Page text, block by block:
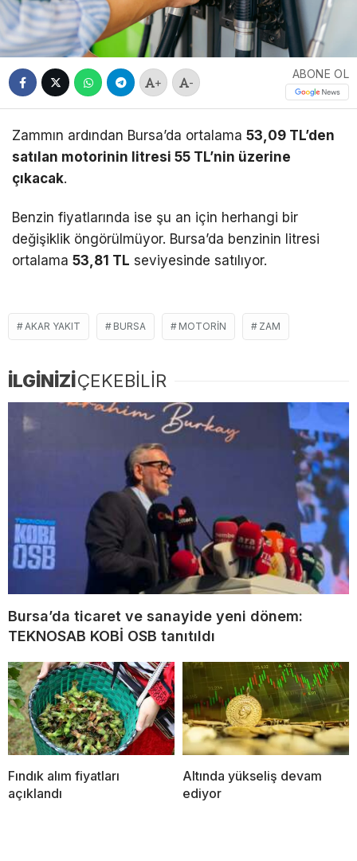
+ -
ABONE OL
Zammın ardından Bursa’da ortalama 53,09 TL’den
satılan motorinin litresi 55 TL’nin üzerine
çıkacak.
Benzin fiyatlarında ise şu an için herhangi bir
değişiklik öngörülmüyor. Bursa’da benzinin litresi
ortalama 53,81 TL seviyesinde satılıyor.
AKAR YAKIT BURSA MOTORIN ZAM
İLGİNİZİÇEKEBİLİR
Bursa’da ticaret ve sanayide yeni dönem:
TEKNOSAB KOBİ OSB tanıtıldı
Fındık alım fiyatları
açıklandı
Altında yükseliş devam
ediyor